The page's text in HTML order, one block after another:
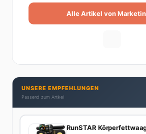
Alle Artikel von
UNSERE EMPFEHLUNGEN
Passend zum Artikel
RunSTAR